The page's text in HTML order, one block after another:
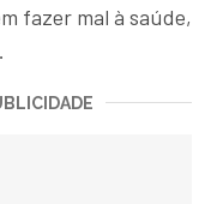
fazer mal à saúde,